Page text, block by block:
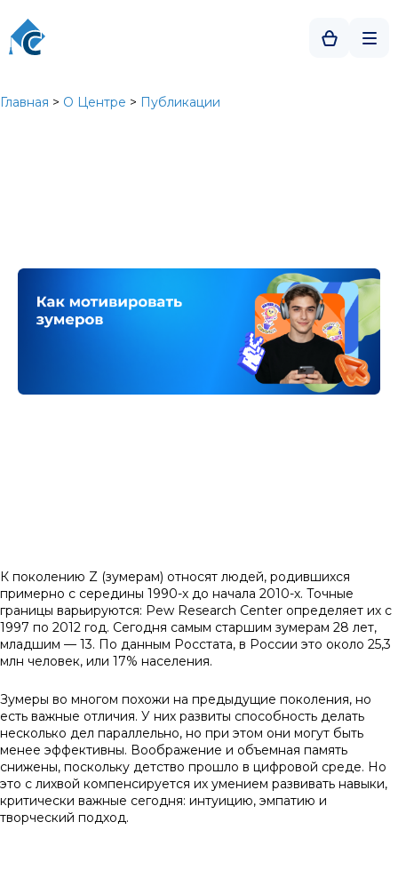
Главная > О Центре > Публикации
Как мотивировать зумеров
Кто такие зумеры
К поколению Z (зумерам) относят людей, родившихся
примерно с середины 1990-х до начала 2010-х. Точные
границы варьируются: Pew Research Center определяет их с
1997 по 2012 год. Сегодня самым старшим зумерам 28 лет,
младшим — 13. По данным Росстата, в России это около 25,3
млн человек, или 17% населения.
Зумеры во многом похожи на предыдущие поколения, но
есть важные отличия. У них развиты способность делать
несколько дел параллельно, но при этом они могут быть
менее эффективны. Воображение и объемная память
снижены, поскольку детство прошло в цифровой среде. Но
это с лихвой компенсируется их умением развивать навыки,
критически важные сегодня: интуицию, эмпатию и
творческий подход.